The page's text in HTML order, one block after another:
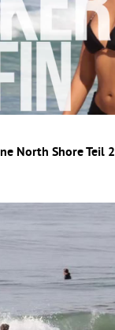
North Shore Teil 2